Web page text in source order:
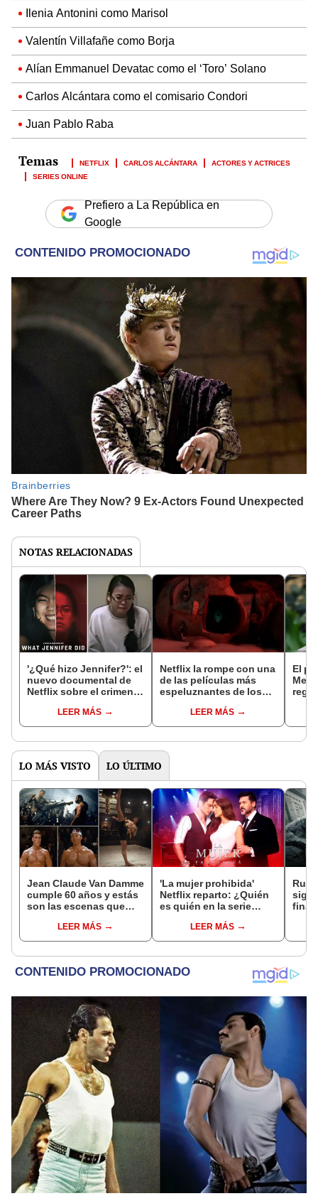
Ilenia Antonini como Marisol
Valentín Villafañe como Borja
Alían Emmanuel Devatac como el ‘Toro’ Solano
Carlos Alcántara como el comisario Condori
Juan Pablo Raba
NETFLIX CARLOS ALCÁNTARA
ACTORES Y ACTRICES
SERIES ONLINE
Prefiero a La República en
Google
NOTAS RELACIONADAS
'¿Qué hizo Jennifer?': el
nuevo documental de
Netflix sobre el crimen
LEER MÁS
Netflix la rompe con una
de las películas más
espeluznantes de los
LEER MÁS
El
LO MÁS VISTO LO ÚLTIMO
Jean Claude Van Damme
cumple 60 años y estás
son las escenas que
LEER MÁS
'La mujer prohibida'
Netflix reparto: ¿Quién
es quién en la serie
protagonizada por
Valerie Domínguez?
LEER MÁS
final